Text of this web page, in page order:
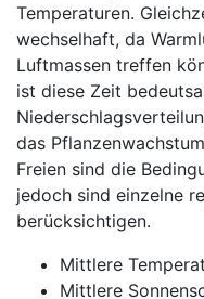
Temperaturen.
wechselhaft, da
Luftmassen treffen
ist diese Zeit
das
Freien sind die
jedoch sind einzelne
berücksichtigen.
Mittlere
Mittlere